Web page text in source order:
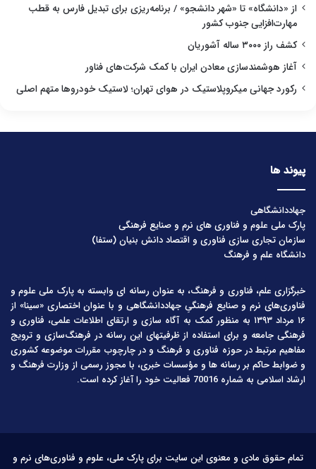
از «دانشگاه» تا «شهر دانشجو» / برنامه‌ریزی برای تبدیل فارس به قطب
مهارت‌افزایی جنوب کشور
کشف راز ۳۰۰۰ ساله آشوریان
آغاز هوشمندسازی معادن ایران با کمک شرکت‌های فناور
رکورد جهانی میکروپلاستیک در هوای تهران؛ لاستیک خودروها متهم اصلی
پیوند ها
جهاددانشگاهی
پارک ملی علوم و فناوری های نرم و صنایع فرهنگی
سازمان تجاری سازی فناوری و اقتصاد دانش بنیان (ستفا)
دانشگاه علم و فرهنگ
خبرگزاری علم، فناوری و فرهنگ، به عنوان رسانه ای وابسته به پارک ملی علوم و
فناوری‌های نرم و صنایع فرهنگیِ جهاددانشگاهی و با عنوان اختصاری «سینا» از
۱۶ مرداد ۱۳۹۳ به منظور کمک به آگاه سازی و ارتقای اطلاعات علمی، فناوری و
فرهنگی جامعه و برای استفاده از ظرفیتهای این رسانه در فرهنگ‌سازی و ترویج
مفاهیم مرتبط در حوزه فناوری و فرهنگ و در چارچوب مقررات موضوعه کشوری
و ضوابط حاکم بر رسانه ها و مؤسسات خبری، با مجوز رسمی از وزارت فرهنگ و
ارشاد اسلامی به شماره 70016 فعالیت خود را آغاز کرده است.
تمام حقوق مادی و معنوی این سایت برای پارک ملی، علوم و فناوری‌های نرم و